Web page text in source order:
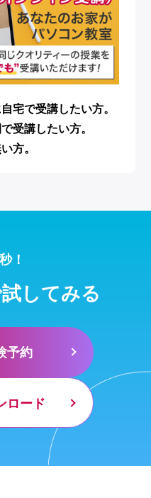
宅で受講したい方。
受講したい方。
方。
！
してみる
予約
ロード